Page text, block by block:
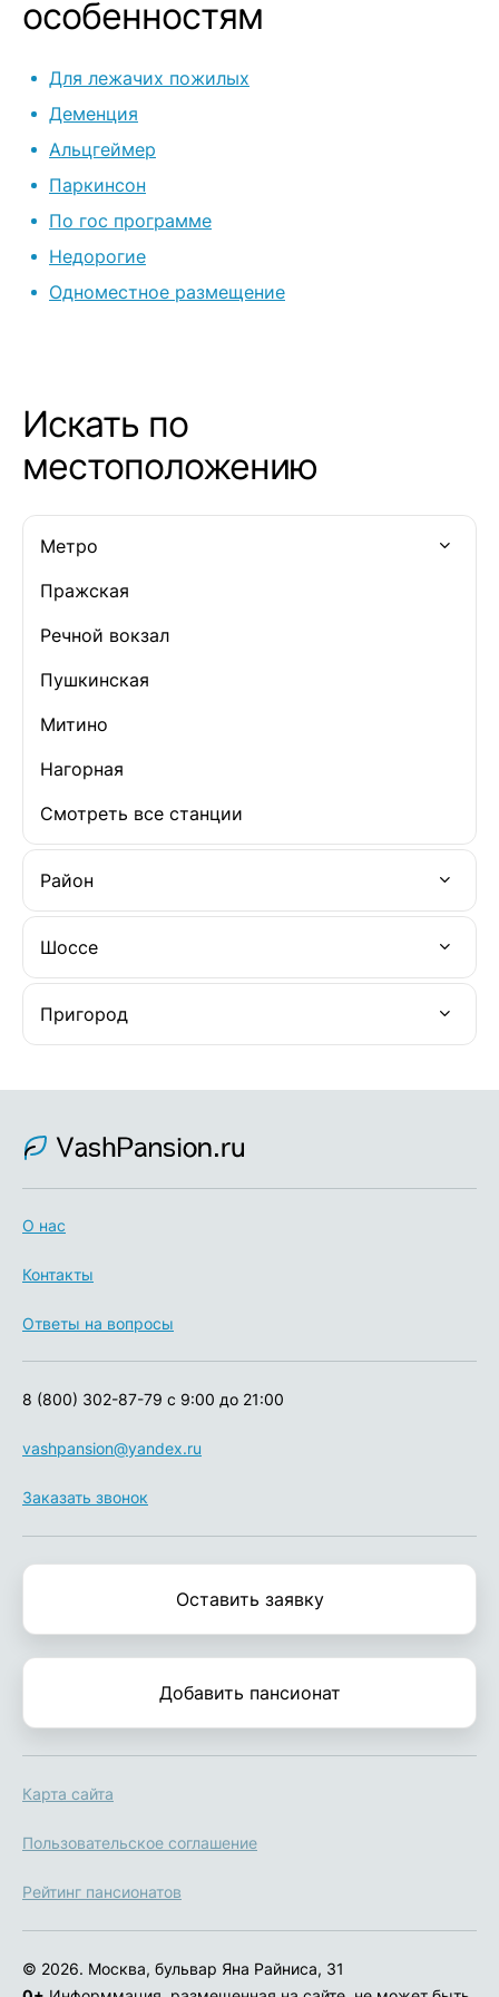
особенностям
Для лежачих пожилых
Деменция
Альцгеймер
Паркинсон
По гос программе
Недорогие
Одноместное размещение
Искать по
местоположению
Метро
Пражская
Речной вокзал
Пушкинская
Митино
Нагорная
Смотреть все станции
Район
Шоссе
Пригород
О нас
Контакты
Ответы на вопросы
vashpansion@yandex.ru
8 (800) 302-87-79 с 9:00 до 21:00
Заказать звонок
Оставить заявку
Добавить пансионат
Карта сайта
Пользовательское соглашение
Рейтинг пансионатов
© 2026. Москва, бульвар Яна Райниса, 31